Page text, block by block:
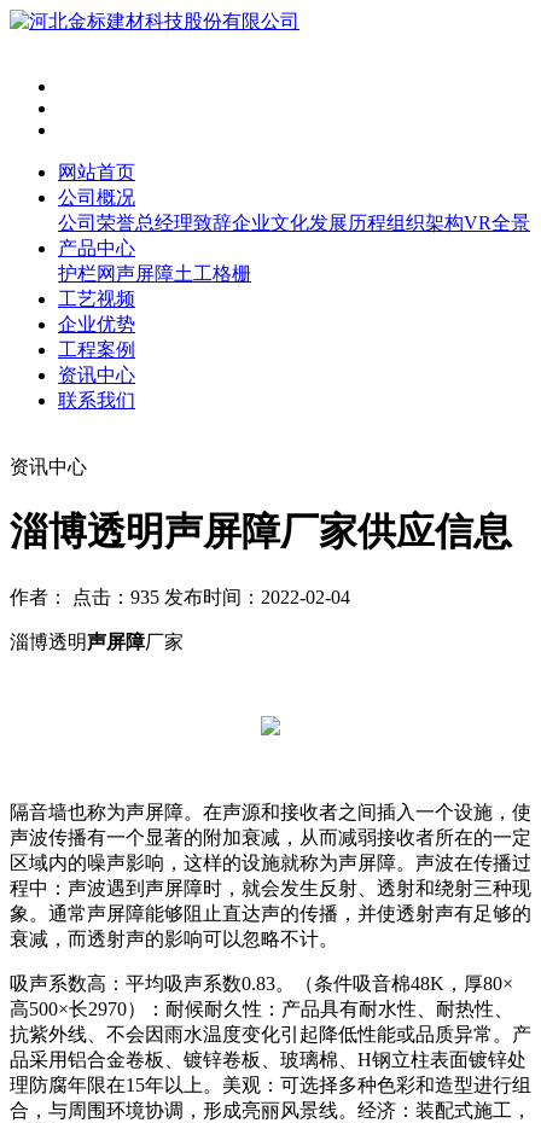
网站首页
公司概况
公司荣誉总经理致辞企业文化发展历程组织架构VR全景
产品中心
护栏网声屏障土工格栅
工艺视频
企业优势
工程案例
资讯中心
联系我们
资讯中心
淄博透明声屏障厂家供应信息
作者： 点击：935 发布时间：2022-02-04
淄博透明声屏障厂家
隔音墙也称为声屏障。在声源和接收者之间插入一个设施，使
声波传播有一个显著的附加衰减，从而减弱接收者所在的一定
区域内的噪声影响，这样的设施就称为声屏障。声波在传播过
程中：声波遇到声屏障时，就会发生反射、透射和绕射三种现
象。通常声屏障能够阻止直达声的传播，并使透射声有足够的
衰减，而透射声的影响可以忽略不计。
吸声系数高：平均吸声系数0.83。（条件吸音棉48K，厚80×
高500×长2970）：耐候耐久性：产品具有耐水性、耐热性、
抗紫外线、不会因雨水温度变化引起降低性能或品质异常。产
品采用铝合金卷板、镀锌卷板、玻璃棉、H钢立柱表面镀锌处
理防腐年限在15年以上。美观：可选择多种色彩和造型进行组
合，与周围环境协调，形成亮丽风景线。经济：装配式施工，